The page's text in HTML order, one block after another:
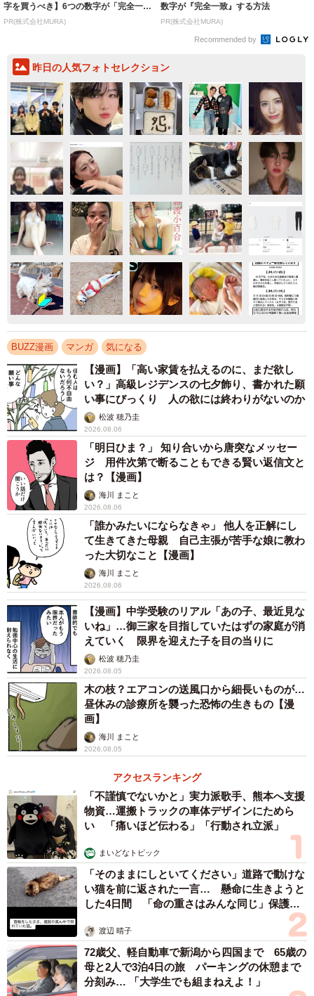
字を買うべき】6つの数字が「完全一
致」する方...
PR(株式会社MURA)
数字が『完全一致』する方法
PR(株式会社MURA)
Recommended by
昨日の人気フォトセレクション
BUZZ漫画 マンガ 気になる
【漫画】「高い家賃を払えるのに、まだ欲し
い？」高級レジデンスの七夕飾り、書かれた願
い事にびっくり 人の欲には終わりがないのか
松波 穂乃圭
2026.08.06
「明日ひま？」 知り合いから唐突なメッセー
ジ 用件次第で断ることもできる賢い返信文と
は？【漫画】
海川 まこと
2026.08.06
「誰かみたいにならなきゃ」 他人を正解にし
て生きてきた母親 自己主張が苦手な娘に教わ
った大切なこと【漫画】
海川 まこと
2026.08.06
【漫画】中学受験のリアル「あの子、最近見な
いね」…御三家を目指していたはずの家庭が消
えていく 限界を迎えた子を目の当りに
松波 穂乃圭
2026.08.05
木の枝？エアコンの送風口から細長いものが…
昼休みの診療所を襲った恐怖の生きもの【漫
画】
海川 まこと
2026.08.05
アクセスランキング
「不謹慎でないかと」実力派歌手、熊本へ支援
物資…運搬トラックの車体デザインにためら
い 「痛いほど伝わる」「行動され立派」
まいどなトピック
「そのままにしといてください」道路で動けな
い猫を前に返された一言… 懸命に生きようと
した4日間 「命の重さはみんな同じ」保護団
渡辺 晴子
72歳父、軽自動車で新潟から四国まで 65歳の
母と2人で3泊4日の旅 パーキングの休憩まで
分刻み… 「大学生でも組まねえよ！」